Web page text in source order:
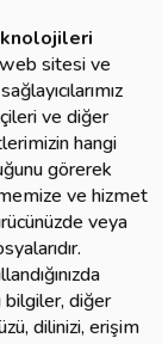
sitesi ve
ve diğer
hangi
görerek
ve hizmet
veya
bilgiler, diğer
dilinizi, erişim